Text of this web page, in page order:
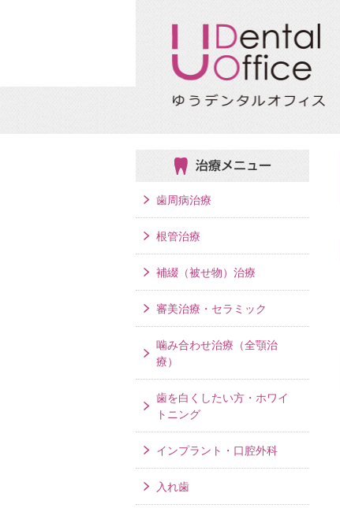
治療メニュー
歯周病治療
根管治療
補綴（被せ物）治療
審美治療・セラミック
噛み合わせ治療（全顎治
療）
歯を白くしたい方・ホワイ
トニング
インプラント・口腔外科
入れ歯